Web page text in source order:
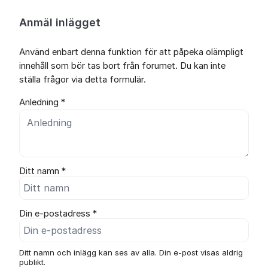
Anmäl inlägget
Använd enbart denna funktion för att påpeka olämpligt
innehåll som bör tas bort från forumet. Du kan inte
ställa frågor via detta formulär.
Anledning *
Ditt namn *
Din e-postadress *
Ditt namn och inlägg kan ses av alla. Din e-post visas aldrig
publikt.